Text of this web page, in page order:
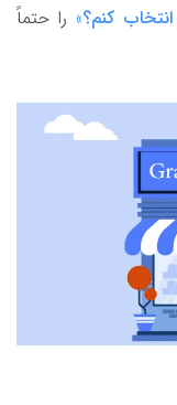
کنم؟» را حتماً